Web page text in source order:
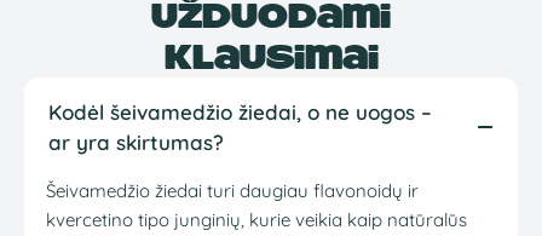
užduodami
klausimai
Kodėl šeivamedžio žiedai, o ne uogos –
ar yra skirtumas?
Šeivamedžio žiedai turi daugiau flavonoidų ir
kvercetino tipo junginių, kurie veikia kaip natūralūs